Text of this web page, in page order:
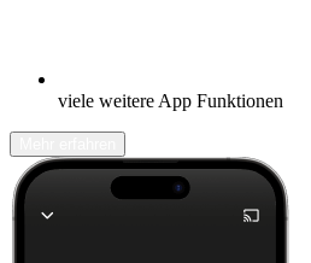
viele weitere App Funktionen